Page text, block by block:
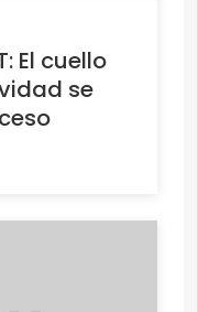
El cuello
se